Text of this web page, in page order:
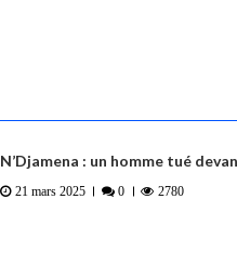
N’Djamena : un homme tué
21 mars 2025 0 2780